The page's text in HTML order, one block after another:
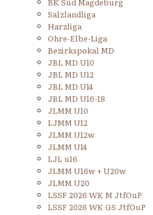
Salzlandliga
Harzliga
Ohre-Elbe-Liga
Bezirkspokal MD
JBL MD U10
JBL MD U12
JBL MD U14
JBL MD U16-18
JLMM U10
LJMM U12
JLMM U12w
JLMM U14
LJL u16
JLMM U16w + U20w
JLMM U20
LSSF 2026 WK M JtfOuP
LSSF 2026 WK GS JtfOuP